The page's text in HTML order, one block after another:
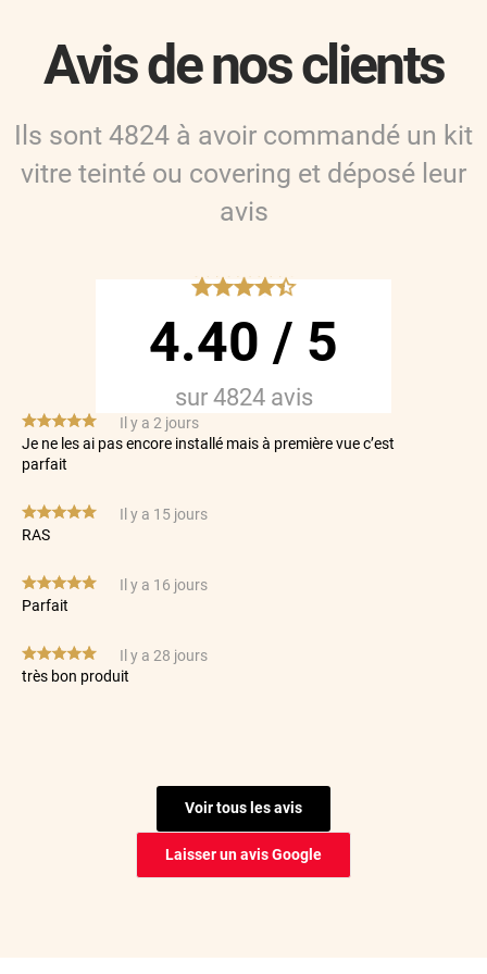
Avis de nos clients
Ils sont 4824 à avoir commandé un kit
vitre teinté ou covering et déposé leur
avis
*****
4.40 / 5
sur 4824avis
*****
Je ne les ai pas encore installé mais à première vue c’est
parfait
Il y a 2 jours
*****
RAS
Il y a 15 jours
*****
Parfait
Il y a 16 jours
*****
très bon produit
Il y a 28 jours
Filme de tres bonne qualité et coupe parfaite
Il y a 68 jours
Voir tous les avis
Laisser un avis Google